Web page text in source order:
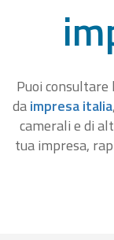
Puoi
daimpresa italia
camerali e di
tua impresa,